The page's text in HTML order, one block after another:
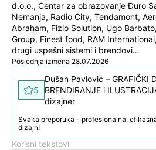
d.o.o., Centar za obrazovanje Đuro
Nemanja, Radio City, Tendamont,
Abraham, Fizio Solution, Ugo
Group, Finest food, RAM
drugi uspešni sistemi i brendovi…
Poslednja izmena 28.07.2026
5
Dušan Pavlović – GRAFIČKI
BRENDIRANJE i
dizajner
Svaka preporuka - profesionalna,
dizajn!
Korisni tekstovi